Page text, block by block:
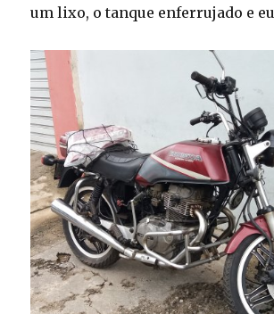
um lixo, o tanque enferrujado e eu